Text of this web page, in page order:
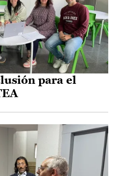
para el